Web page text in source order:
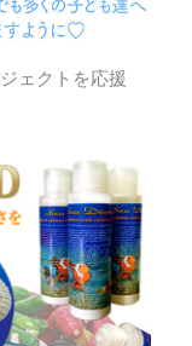
ェクトを応援